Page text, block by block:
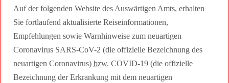
Auf der folgenden Website des Auswärtigen Amts, erhalten
Sie fortlaufend aktualisierte Reiseinformationen,
Empfehlungen sowie Warnhinweise zum neuartigen
Coronavirus SARS-CoV-2 (die offizielle Bezeichnung des
neuartigen Coronavirus) bzw. COVID-19 (die offizielle
Bezeichnung der Erkrankung mit dem neuartigen